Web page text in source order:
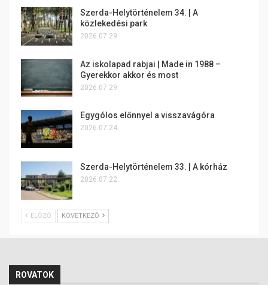
Szerda-Helytörténelem 34. | A
közlekedési park
2026.07.29.
Az iskolapad rabjai | Made in 1988 –
Gyerekkor akkor és most
2026.07.29.
Egygólos előnnyel a visszavágóra
2026.07.24.
Szerda-Helytörténelem 33. | A kórház
2026.07.22.
ELŐZŐ KÖVETKEZŐ
ROVATOK